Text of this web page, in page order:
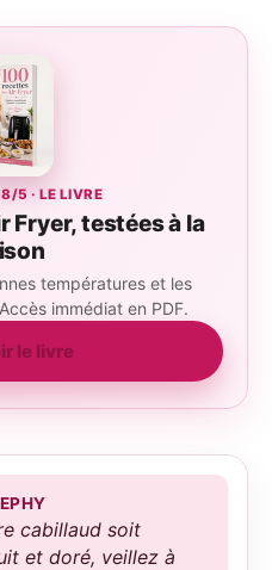
· LE LIVRE
Fryer, testées à la
températures et les
immédiat en PDF.
le livre
cabillaud soit
et doré, veillez à